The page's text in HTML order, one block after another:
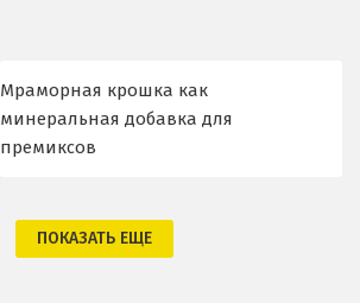
Мраморная крошка как
минеральная добавка для
премиксов
ПОКАЗАТЬ ЕЩЕ